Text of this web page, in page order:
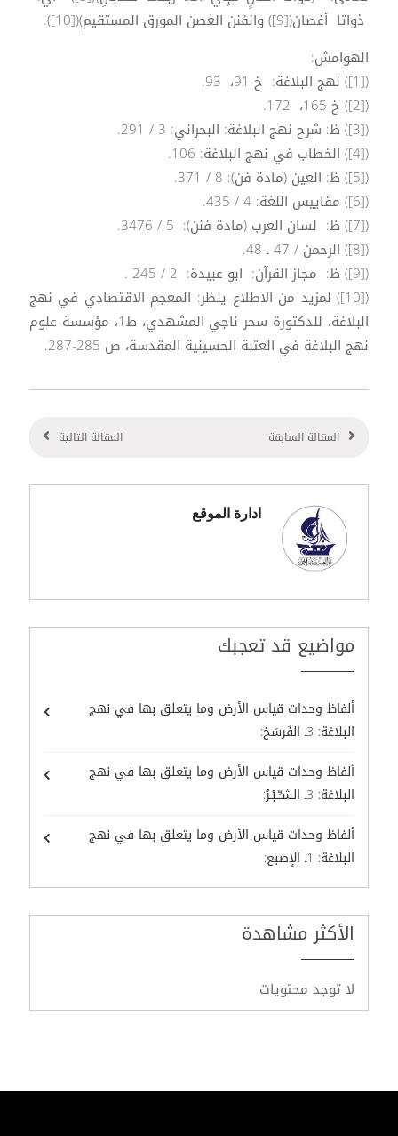
ذواتا أغصان([9]) والفنن الغصن المورق المستقيم)([10]).
الهوامش:
([1]) نهج البلاغة: خ 91، 93.
([2]) خ 165، 172.
([3]) ظ: شرح نهج البلاغة: البحراني: 3 / 291.
([4]) الخطاب في نهج البلاغة: 106.
([5]) ظ: العين (مادة فن): 8 / 371.
([6]) مقاييس اللغة: 4 / 435.
([7]) ظ: لسان العرب (مادة فنن): 5 / 3476.
([8]) الرحمن / 47 ـ 48.
([9]) ظ: مجاز القرآن: ابو عبيدة: 2 / 245 .
([10]) لمزيد من الاطلاع ينظر: المعجم الاقتصادي في نهج
البلاغة، للدكتورة سحر ناجي المشهدي، ط1، مؤسسة علوم
نهج البلاغة في العتبة الحسينية المقدسة، ص 285-287.
المقالة السابقة المقالة التالية
ادارة الموقع
مواضيع قد تعجبك
ألفاظ وحدات قياس الأرض وما يتعلق بها في نهج
البلاغة: 3ـ الفَرسَخ:
ألفاظ وحدات قياس الأرض وما يتعلق بها في نهج
البلاغة: 3ـ الشـِّــبْـرُ:
ألفاظ وحدات قياس الأرض وما يتعلق بها في نهج
البلاغة: 1ـ الإصبع:
الأكثر مشاهدة
لا توجد محتويات